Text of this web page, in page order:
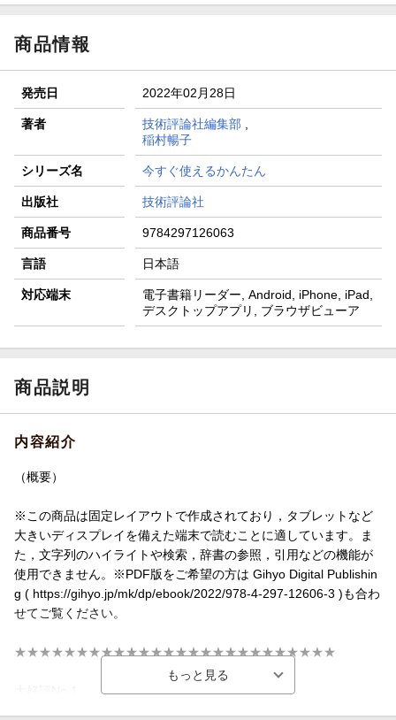
商品情報
発売日 2022年02月28日
著者 技術評論社編集部
稲村暢子
シリーズ名 今すぐ使えるかんたん
出版社 技術評論社
商品番号 9784297126063
言語 日本語
対応端末
電子書籍リーダー, Android, iPhone, iPad,
デスクトップアプリ, ブラウザビューア
商品説明
内容紹介
（概要）
※この商品は固定レイアウトで作成されており，タブレットなど
大きいディスプレイを備えた端末で読むことに適しています。ま
た，文字列のハイライトや検索，辞書の参照，引用などの機能が
使用できません。※PDF版をご希望の方は Gihyo Digital Publishin
g ( https://gihyo.jp/mk/dp/ebook/2022/978-4-297-12606-3 )も合わ
せてご覧ください。
★★★★★★★★★★★★★★★★★★★★★★★★★★